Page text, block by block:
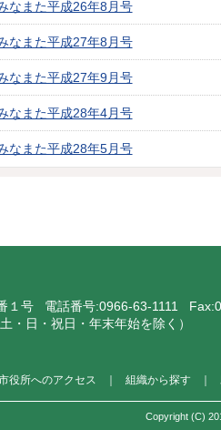
なまた平成26年8月号
なまた平成27年8月号
なまた平成27年9月号
なまた平成28年4月号
なまた平成28年5月号
１号 電話番号:0966-63-1111
・日・祝日・年末年始を除く）
役所へのアクセス ｜ 組織から探す ｜
Copyright (C)